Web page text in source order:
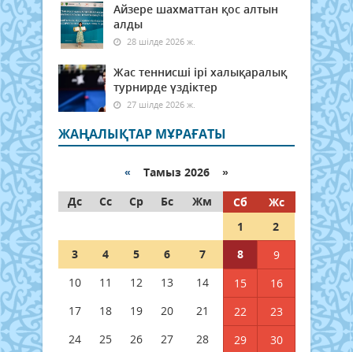
Айзере шахматтан қос алтын
алды
28 шілде 2026 ж.
Жас теннисші ірі халықаралық
турнирде үздіктер
27 шілде 2026 ж.
ЖАҢАЛЫҚТАР МҰРАҒАТЫ
« Тамыз 2026 »
Дс
Сс Ср Бс Жм Сб
Жс
1
2
3
4 5 6 7 8
9
10
11 12 13 14 15
16
17
18 19 20 21 22
23
24
25 26 27 28 29 30